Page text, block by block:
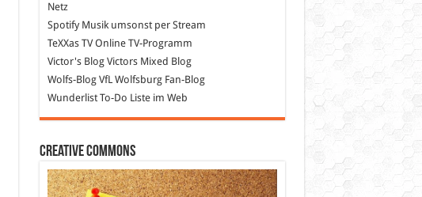
Netz
SpotifyMusik umsonst per Stream
TeXXas TVOnline TV-Programm
Victor's BlogVictors Mixed Blog
Wolfs-BlogVfL Wolfsburg Fan-Blog
WunderlistTo-Do Liste im Web
Creative Commons